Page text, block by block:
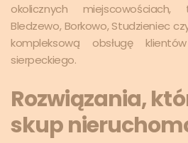
okolicznych
Bledzewo, Borkowo, Studzieniec
kompleksową obsługę
sierpeckiego.
Rozwiązania,
skup